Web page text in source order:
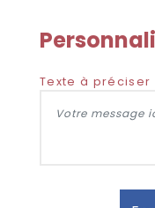
Texte à préciser